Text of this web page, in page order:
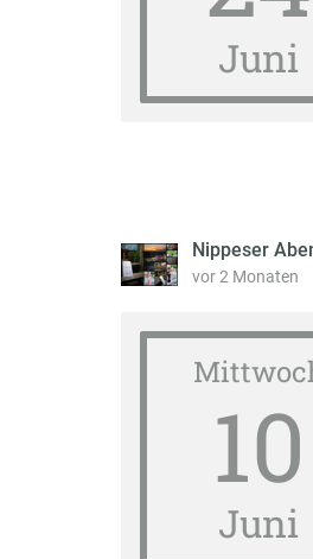
Juni
Nippeser
vor 2 Monaten
10
Juni